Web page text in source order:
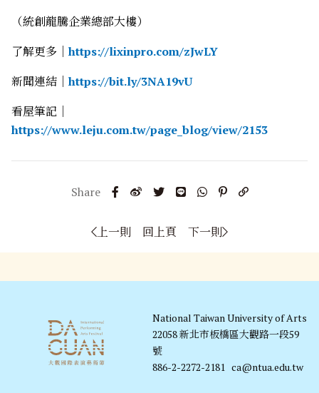
（統創龍騰企業總部大樓）
了解更多｜https://lixinpro.com/zJwLY
新聞連結｜https://bit.ly/3NA19vU
看屋筆記｜
https://www.leju.com.tw/page_blog/view/2153
上一則 回上頁 下一則
National Taiwan University of Arts
22058 新北市板橋區大觀路一段59
號
886-2-2272-2181 ca@ntua.edu.tw